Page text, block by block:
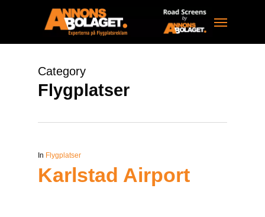
Menu
Category
Flygplatser
In Flygplatser
Karlstad Airport